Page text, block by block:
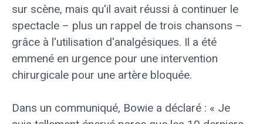
sur scène, mais qu'il avait réussi à continuer le
spectacle – plus un rappel de trois chansons –
grâce à l'utilisation d'analgésiques. Il a été
emmené en urgence pour une intervention
chirurgicale pour une artère bloquée.
Dans un communiqué, Bowie a déclaré : « Je